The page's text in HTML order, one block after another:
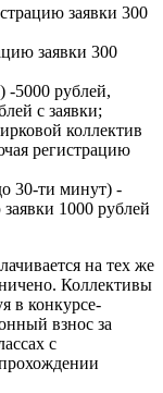
заявки 300
заявки 300
-5000 рублей,
с заявки;
коллектив
регистрацию
30-ти минут) -
1000 рублей
на тех же
Коллективы
в конкурсе-
взнос за
с